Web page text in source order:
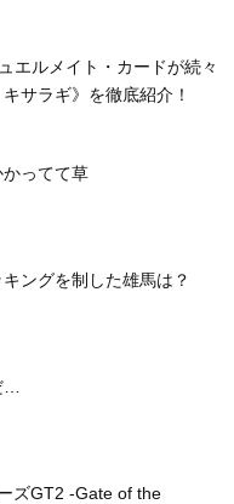
エルメイト・カードが続々
サラギ》を徹底紹介！
ってて草
ングを制した雄馬は？
ズGT2 -Gate of the